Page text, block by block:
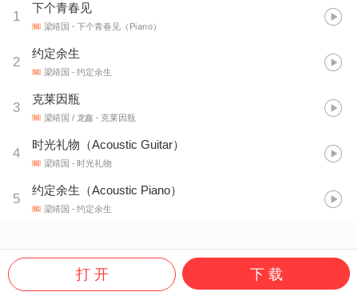
1
下个青春见
梁靖国 - 下个青春见（Piano）
2
约定余生
梁靖国 - 约定余生
3
克莱因瓶
梁靖国 / 龙鑫 - 克莱因瓶
4
时光礼物（Acoustic Guitar）
梁靖国 - 时光礼物
5
约定余生（Acoustic Piano）
梁靖国 - 约定余生
打 开 下 载